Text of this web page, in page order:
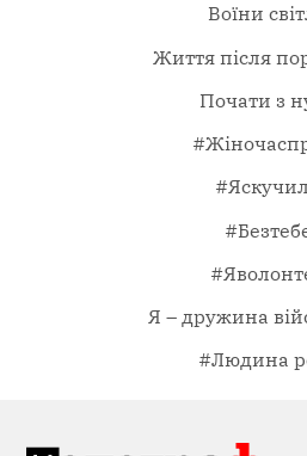
Воїни
Життя після
Почати з
Я – дружина
#Людина